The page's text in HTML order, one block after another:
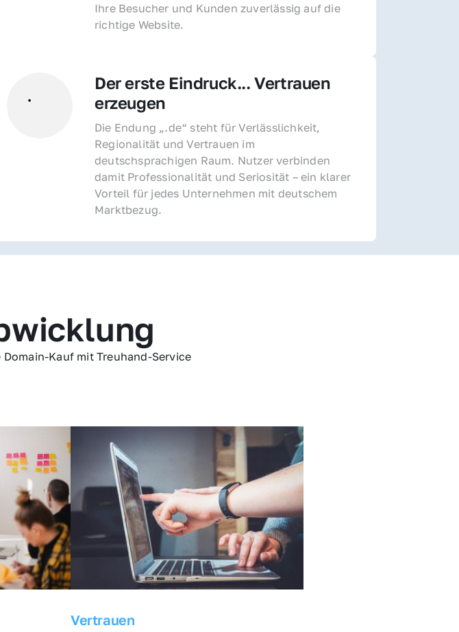
Ihre Besucher und Kunden zuverlässig auf die
richtige Website.
Der erste Eindruck... Vertrauen
erzeugen
Die Endung „.de“ steht für Verlässlichkeit,
Regionalität und Vertrauen im
deutschsprachigen Raum. Nutzer verbinden
damit Professionalität und Seriosität – ein klarer
Vorteil für jedes Unternehmen mit deutschem
Marktbezug.
Kauf mit Treuhand-Service
Vertrauen